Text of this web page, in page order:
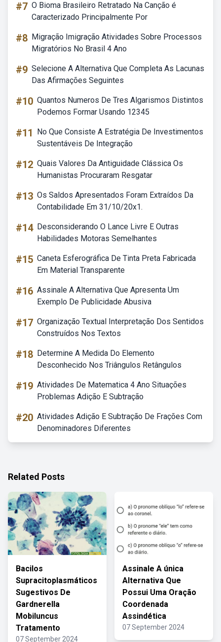
#7 O Bioma Brasileiro Retratado Na Canção é
Caracterizado Principalmente Por
#8 Migração Imigração Atividades Sobre Processos
Migratórios No Brasil 4 Ano
#9 Selecione A Alternativa Que Completa As Lacunas
Das Afirmações Seguintes
#10 Quantos Numeros De Tres Algarismos Distintos
Podemos Formar Usando 12345
#11
No Que Consiste A Estratégia De Investimentos
Sustentáveis De Integração
#12 Quais Valores Da Antiguidade Clássica Os
Humanistas Procuraram Resgatar
#13 Os Saldos Apresentados Foram Extraídos Da
Contabilidade Em 31/10/20x1.
#14 Desconsiderando O Lance Livre E Outras
Habilidades Motoras Semelhantes
#15 Caneta Esferográfica De Tinta Preta Fabricada
Em Material Transparente
#16 Assinale A Alternativa Que Apresenta Um
Exemplo De Publicidade Abusiva
#17 Organização Textual Interpretação Dos Sentidos
Construídos Nos Textos
#18 Determine A Medida Do Elemento
Desconhecido Nos Triângulos Retângulos
#19 Atividades De Matematica 4 Ano Situações
Problemas Adição E Subtração
#20 Atividades Adição E Subtração De Frações Com
Denominadores Diferentes
Related Posts
Bacilos
Supracitoplasmáticos
Sugestivos De
Gardnerella
Mobiluncus
Tratamento
07 September 2024
Assinale A única
Alternativa Que
Possui Uma Oração
Coordenada
Assindética
07 September 2024